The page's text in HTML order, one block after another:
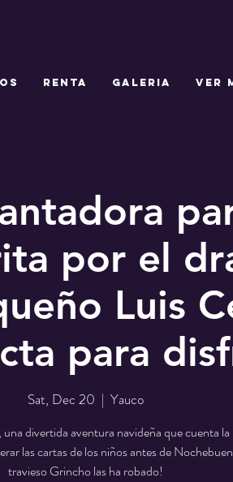
RENTA GALERIA Ver
por el
Luis
para
Sat, Dec 20
  |
Yauco
divertida aventura navideña que cuenta
las cartas de los niños antes de
travieso Grincho las ha robado!